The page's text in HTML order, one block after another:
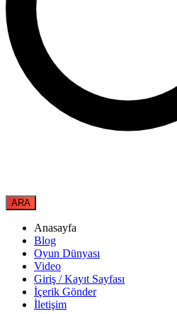
Anasayfa
Blog
Oyun Dünyası
Video
Giriş / Kayıt Sayfası
İçerik Gönder
İletişim